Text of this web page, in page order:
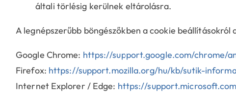
általi törlésig kerülnek eltárolásra.
A legnépszerűbb böngészőkben a cookie beállításokról
Google Chrome: https://support.google.com/chrome/
Firefox: https://support.mozilla.org/hu/kb/sutik-
Internet Explorer / Edge: https://